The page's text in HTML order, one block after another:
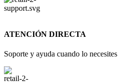
ATENCIÓN DIRECTA
Soporte y ayuda cuando lo necesites